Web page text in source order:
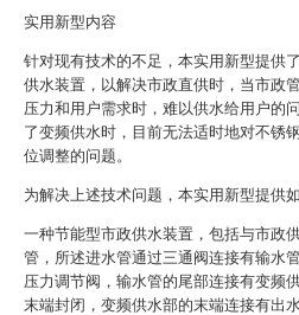
实用新型内容
针对现有技术的不足，本实用新型提供
供水装置，以解决市政直供时，当市政
压力和用户需求时，难以供水给用户的
了变频供水时，目前无法适时地对不锈
位调整的问题。
为解决上述技术问题，本实用新型提供
一种节能型市政供水装置，包括与市政
管，所述进水管通过三通阀连接有输水
压力调节阀，输水管的尾部连接有变频
末端封闭，变频供水部的末端连接有出